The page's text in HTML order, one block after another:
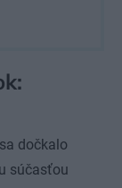
dočkalo
súčasťou